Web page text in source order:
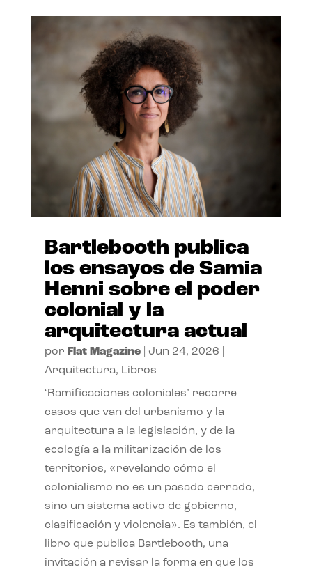
Bartlebooth publica
los ensayos de Samia
Henni sobre el poder
colonial y la
arquitectura actual
por Flat Magazine| Jun 24, 2026
Arquitectura, Libros
‘Ramificaciones coloniales’ recorre
casos que van del urbanismo y la
arquitectura a la legislación, y de la
ecología a la militarización de los
territorios, «revelando cómo el
colonialismo no es un pasado cerrado,
sino un sistema activo de gobierno,
clasificación y violencia». Es también, el
libro que publica Bartlebooth, una
invitación a revisar la forma en que los